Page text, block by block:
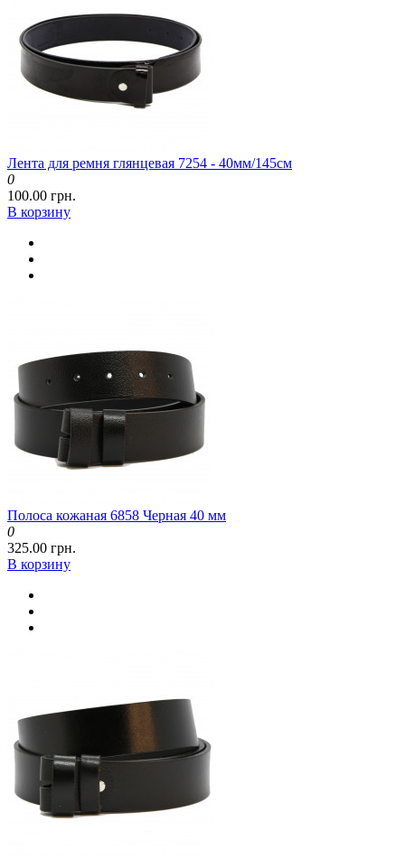
Лента для ремня глянцевая 7254 - 40мм/145см
0
100.00 грн.
В корзину
Полоса кожаная 6858 Черная 40 мм
0
325.00 грн.
В корзину